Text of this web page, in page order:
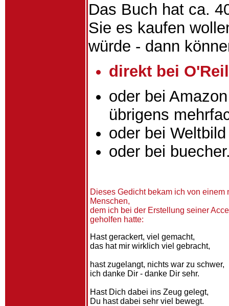
Das Buch hat ca.
Sie es kaufen
würde - dann
direkt bei
oder bei
übrigens
oder bei
oder bei
Dieses Gedicht bekam ich von einem
Menschen,
dem ich bei der Erstellung seiner
geholfen hatte:
Hast gerackert, viel gemacht,
das hat mir wirklich viel gebracht,
hast zugelangt, nichts war zu schwer,
ich danke Dir - danke Dir sehr.
Hast Dich dabei ins Zeug gelegt,
Du hast dabei sehr viel bewegt.